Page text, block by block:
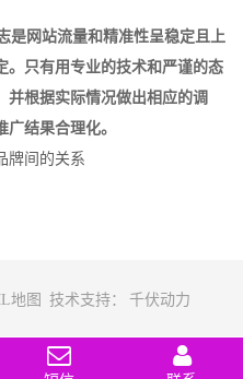
是网站流量和精准性呈稳定且上
。只有用专业的技术和严谨的态
并根据实际情况做出相应的调
结果合理化。
牌间的关系
地图 技术支持： 千伏动力